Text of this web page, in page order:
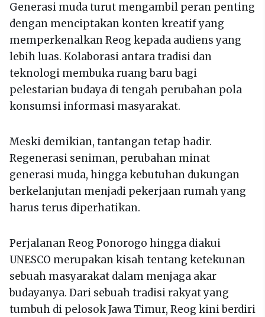
Generasi muda turut mengambil peran penting
dengan menciptakan konten kreatif yang
memperkenalkan Reog kepada audiens yang
lebih luas. Kolaborasi antara tradisi dan
teknologi membuka ruang baru bagi
pelestarian budaya di tengah perubahan pola
konsumsi informasi masyarakat.
Meski demikian, tantangan tetap hadir.
Regenerasi seniman, perubahan minat
generasi muda, hingga kebutuhan dukungan
berkelanjutan menjadi pekerjaan rumah yang
harus terus diperhatikan.
Perjalanan Reog Ponorogo hingga diakui
UNESCO merupakan kisah tentang ketekunan
sebuah masyarakat dalam menjaga akar
budayanya. Dari sebuah tradisi rakyat yang
tumbuh di pelosok Jawa Timur, Reog kini berdiri